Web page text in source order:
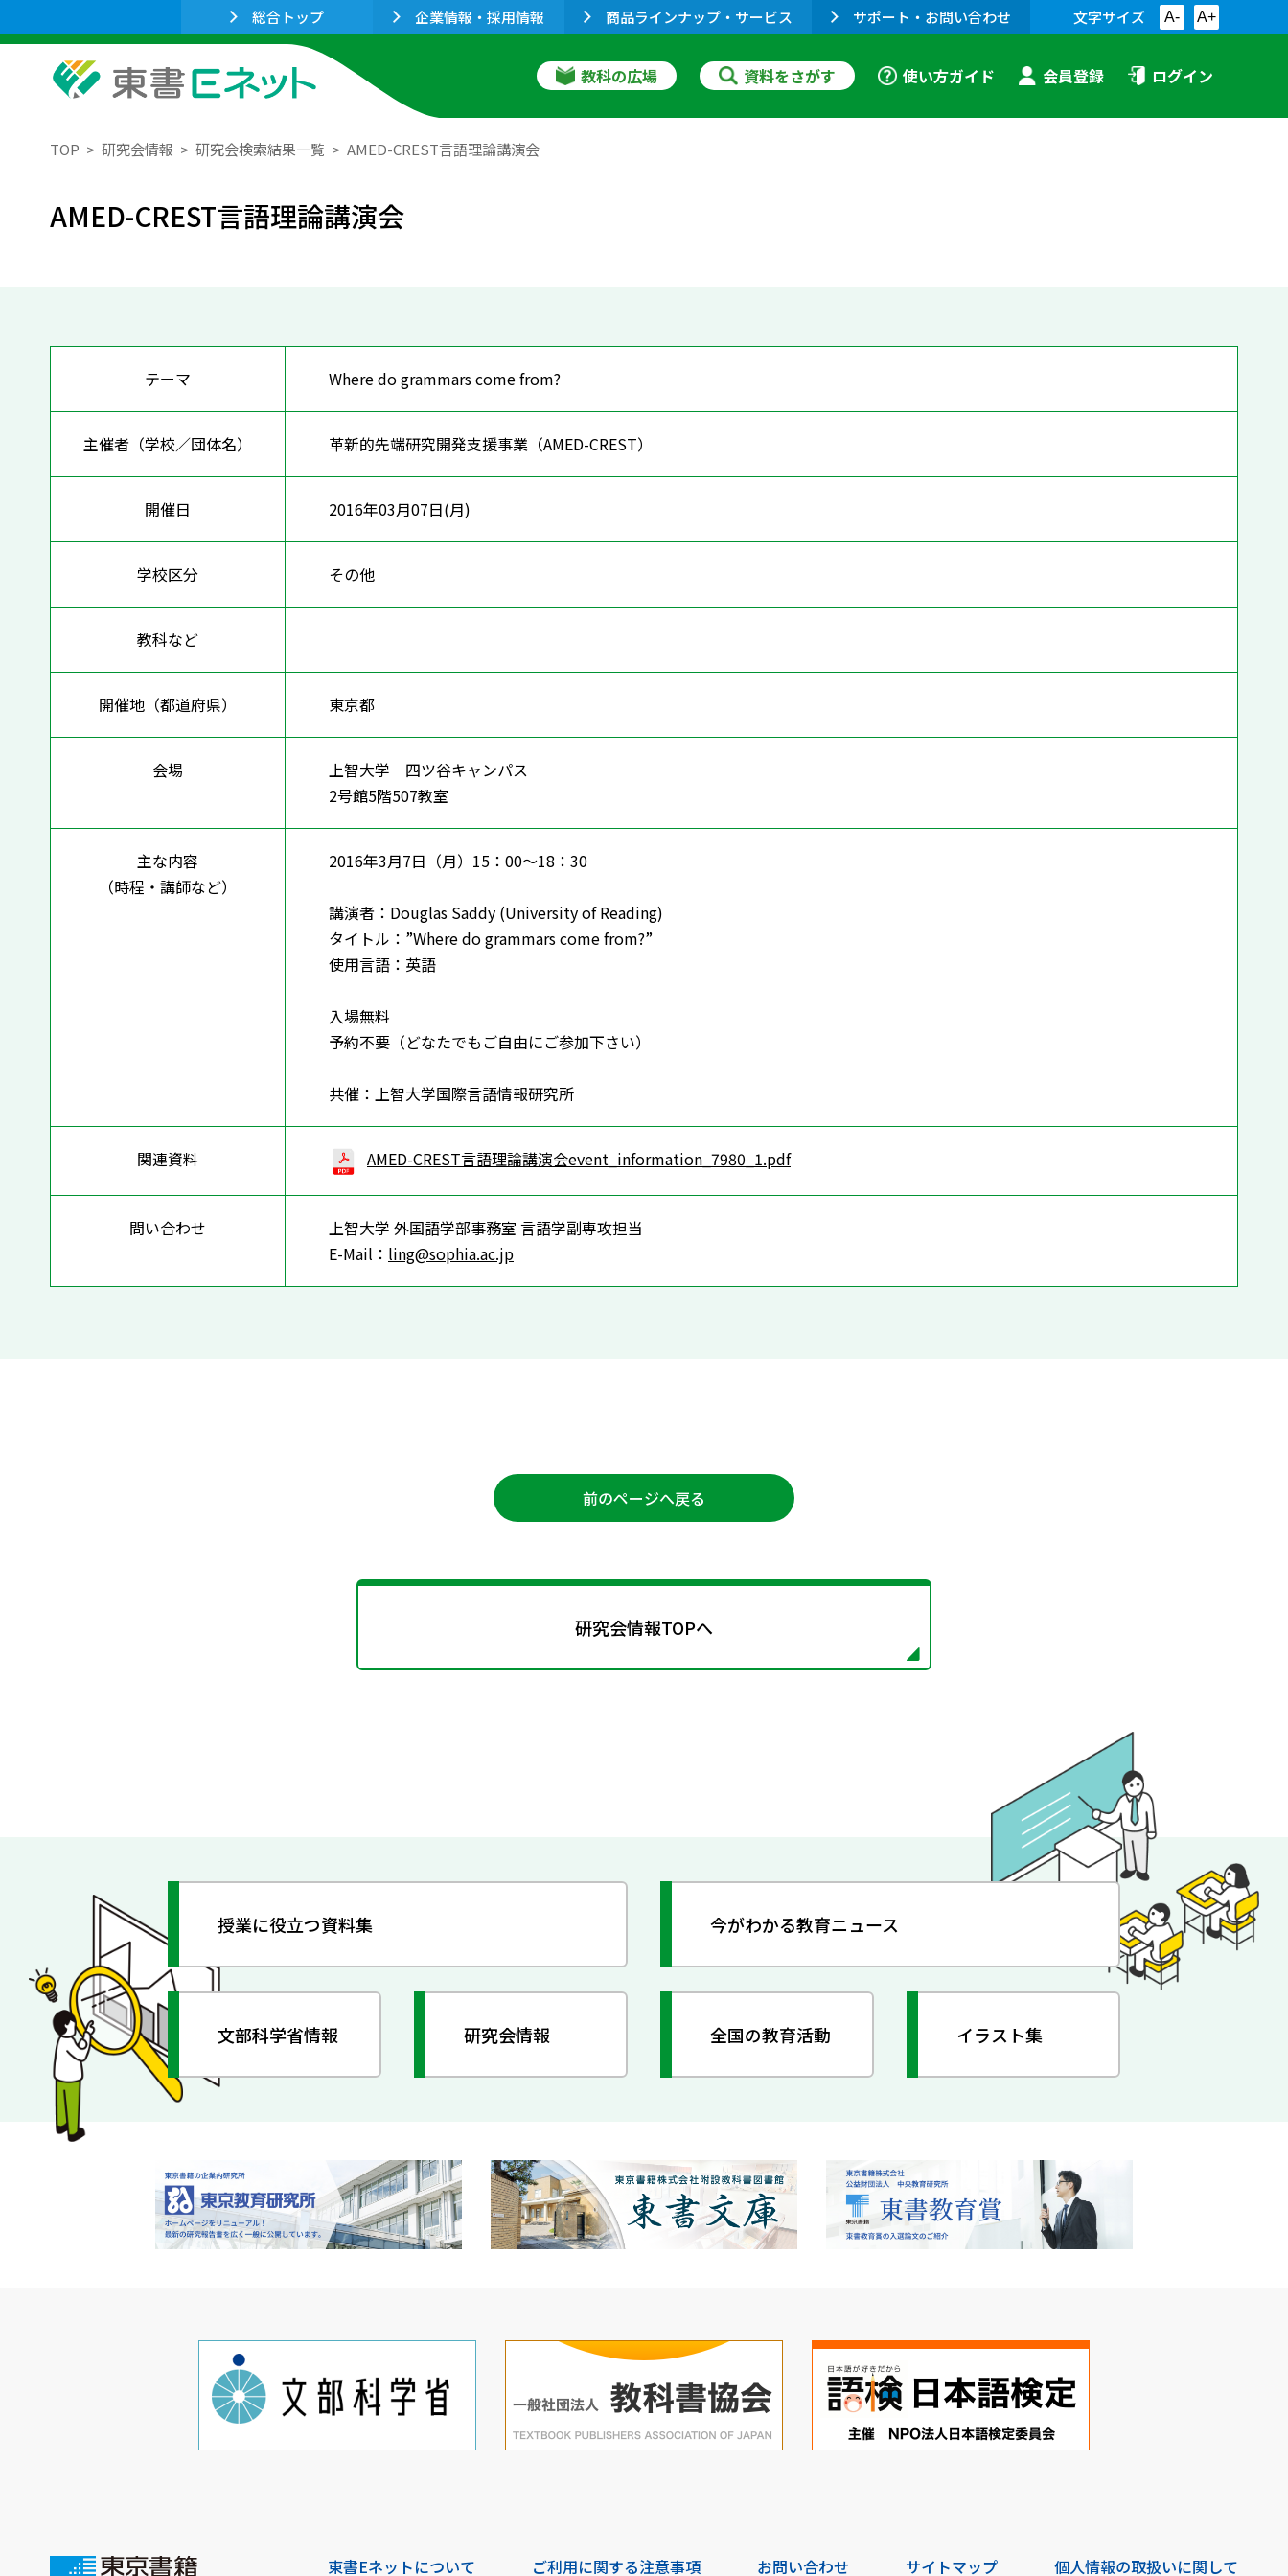
総合トップ 企業情報・採用情報 商品ラインナップ・サービス サポート・お問い合わせ 文字サイズ A- A+
教科の広場 資料をさがす 使い方ガイド 会員登録 ログイン
TOP 研究会情報 研究会検索結果一覧 AMED-CREST言語理論講演会
AMED-CREST言語理論講演会
テーマ Where do grammars come from?
主催者（学校／団体名） 革新的先端研究開発支援事業（AMED-CREST）
開催日 2016年03月07日(月)
学校区分 その他
教科など
開催地（都道府県） 東京都
会場
上智大学 四ツ谷キャンパス
2号館5階507教室
主な内容
（時程・講師など）
2016年3月7日（月）15：00～18：30
講演者：Douglas Saddy (University of Reading)
タイトル：”Where do grammars come from?”
使用言語：英語
入場無料
予約不要（どなたでもご自由にご参加下さい）
共催：上智大学国際言語情報研究所
関連資料 AMED-CREST言語理論講演会event_information_7980_1.pdf
問い合わせ
上智大学 外国語学部事務室 言語学副専攻担当
E-Mail： ling@sophia.ac.jp
前のページへ戻る
研究会情報TOPへ
授業に役立つ資料集 今がわかる教育ニュース
文部科学省情報 研究会情報 全国の教育活動 イラスト集
東書Eネットについて ご利用に関する注意事項 お問い合わせ サイトマップ 個人情報の取扱いに関して